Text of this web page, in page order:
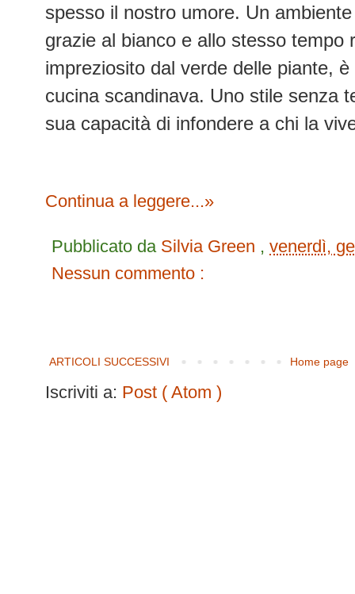
spesso il nostro umore. Un
grazie al bianco e allo stesso tempo
impreziosito dal verde delle piante,
cucina scandinava. Uno stile senza
sua capacità di infondere a chi la
Continua a leggere...»
Pubblicato da Silvia Green , venerdì,
Nessun commento :
ARTICOLI SUCCESSIVI Home page
Iscriviti a: Post ( Atom )